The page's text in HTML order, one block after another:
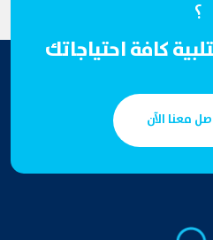
؟
كافة احتياجاتك
معنا الآن